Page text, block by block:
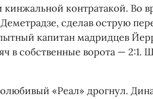
кинжальной контратакой. Во
сделав острую
капитан мадридцев
в собственные ворота — 2:1.
«Реал» дрогнул.